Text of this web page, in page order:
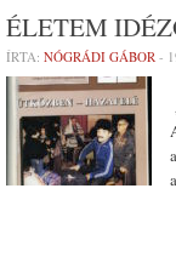
ÉLETEM
ÍRTA: NÓGRÁDI GÁBOR -